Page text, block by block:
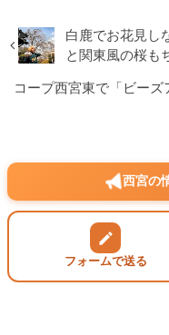
白鹿でお花見し
と関東風の桜も
コープ西宮東で「ビー
西宮の
フォームで送る